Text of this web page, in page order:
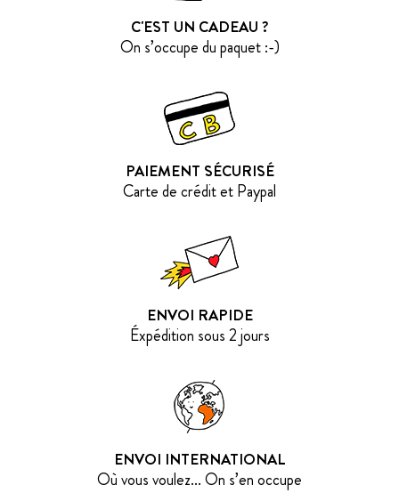
C'EST UN CADEAU ?
On s’occupe du paquet :-)
PAIEMENT SÉCURISÉ
Carte de crédit et Paypal
ENVOI RAPIDE
Éxpédition sous 2 jours
ENVOI INTERNATIONAL
Où vous voulez... On s’en occupe